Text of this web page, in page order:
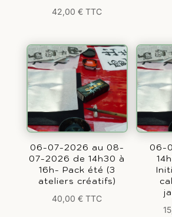
42,00€ TTC
06-07-2026 au 08-
07-2026 de 14h30 à
16h- Pack été (3
ateliers créatifs)
40,00€ TTC
06-